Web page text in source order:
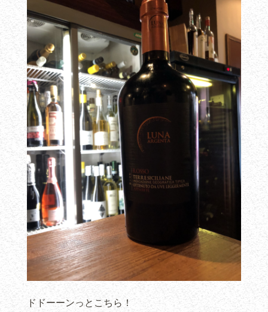
ドドーーンっとこちら！